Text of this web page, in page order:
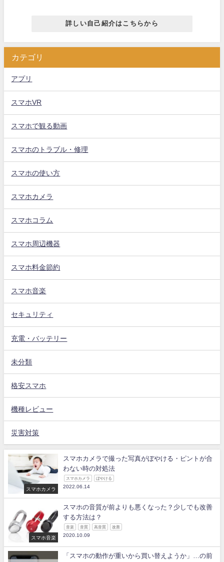
詳しい自己紹介はこちらから
カテゴリ
アプリ
スマホVR
スマホで観る動画
スマホのトラブル・修理
スマホの使い方
スマホカメラ
スマホコラム
スマホ周辺機器
スマホ料金節約
スマホ音楽
セキュリティ
充電・バッテリー
未分類
格安スマホ
機種レビュー
災害対策
スマホカメラ
スマホカメラで撮った写真がぼやける・ピントが合
わない時の対処法
スマホカメラ ぼやける
2022.06.14
スマホ音楽
スマホの音質が前よりも悪くなった？少しでも改善
する方法は？
音楽 音質 高音質 改善
2020.10.09
「スマホの動作が重いから買い替えようか」…の前